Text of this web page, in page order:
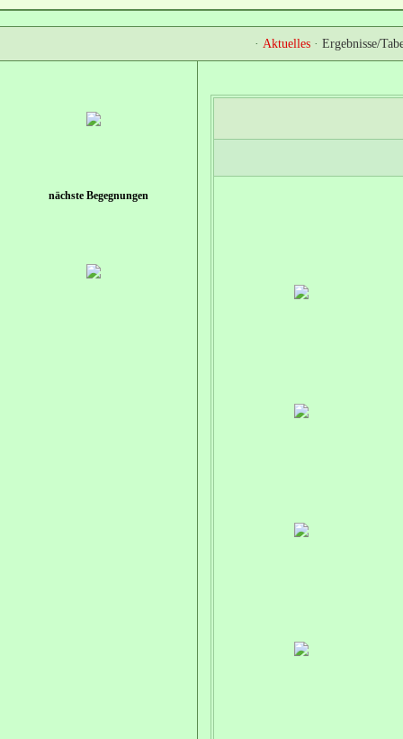
· Aktuelles · Ergebnisse/
nächste Begegnungen